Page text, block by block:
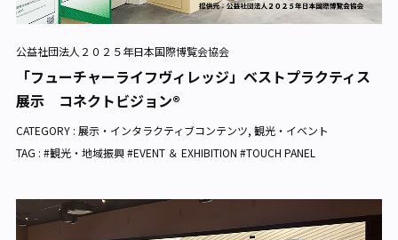
公益社団法人２０２５年日本国際博覧会協会
「フューチャーライフヴィレッジ」ベストプラクティス
展示 コネクトビジョン®
CATEGORY : 展示・インタラクティブコンテンツ, 観光・イベント
TAG : #観光・地域振興 #EVENT ＆ EXHIBITION #TOUCH PANEL